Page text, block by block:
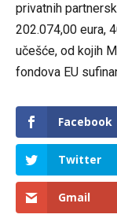
privatnih
202.074,00 eura,
učešće, od kojih
fondova EU
Facebook
Twitter
Gmail